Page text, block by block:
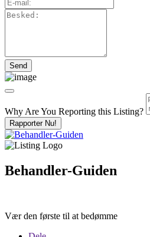
Why Are You Reporting this Listing?
Rapporter Nu!
Behandler-Guiden
Vær den første til at bedømme